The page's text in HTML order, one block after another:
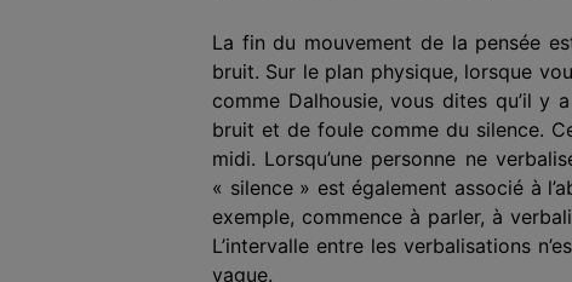
La fin du mouvement de la pensée
bruit. Sur le plan physique, lorsque
comme Dalhousie, vous dites qu’il y
bruit et de foule comme du silence.
midi. Lorsqu’une personne ne
« silence » est également associé à
exemple, commence à parler, à
L’intervalle entre les verbalisations
vague.